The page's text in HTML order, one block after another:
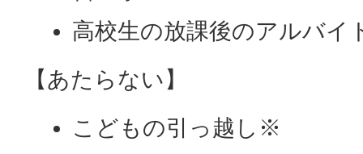
高校生の放課後のアルバイ
【あたらない】
こどもの引っ越し※